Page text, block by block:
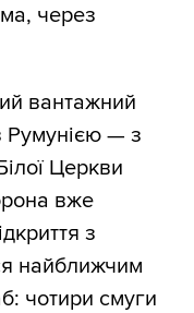
через
вантажний
Румунією — з
Церкви
вже
з
найближчим
чотири смуги